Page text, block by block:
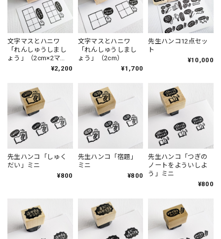
文字マスとハニワ
「れんしゅうしまし
ょう」（2cm×2マ
¥2,200
文字マスとハニワ
「れんしゅうしまし
ょう」（2cm）
¥1,700
先生ハンコ12点セッ
ト
¥10,000
先生ハンコ「しゅく
だい」ミニ
¥800
先生ハンコ「宿題」
ミニ
¥800
先生ハンコ「つぎの
ノートをよういしよ
う」ミニ
¥800